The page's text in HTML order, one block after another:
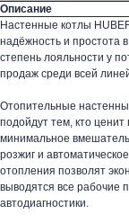
Описание
Настенные котлы
надёжность и простота
степень лояльности у
продаж среди всей
Отопительные
подойдут тем, кто
минимальное
розжиг и
отопления позволят
выводятся все рабочие
автодиагностики.